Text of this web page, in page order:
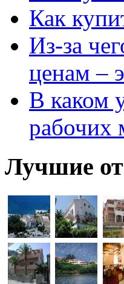
Как
Из-за
ценам –
В каком
рабочих
Лучшие